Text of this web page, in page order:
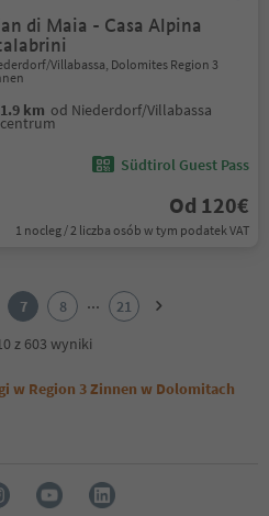
di Maia - Casa Alpina
Villabassa, Dolomites Region 3
1.9 km od Niederdorf/Villabassa
centrum
Südtirol Guest Pass
Od 120€
1 nocleg / 2 liczba osób w tym podatek VAT
7 8 ...
21
z 603 wyniki
w Region 3 Zinnen w Dolomitach